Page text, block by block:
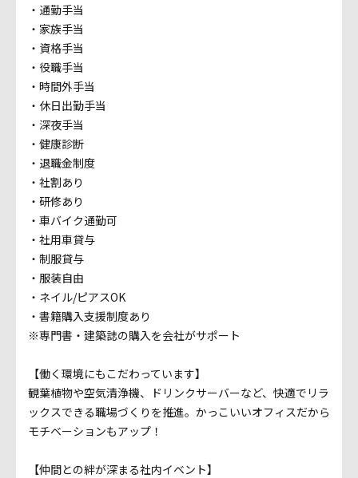
・通勤手当
・家族手当
・資格手当
・役職手当
・時間外手当
・休日出勤手当
・深夜手当
・健康診断
・退職金制度
・社割あり
・研修あり
・車バイク通勤可
・社用車貸与
・制服貸与
・服装自由
・ネイル/ピアスOK
・書籍購入支援制度あり
※専門書・建築誌の購入を会社がサポート
【働く環境にもこだわっています】
観葉植物や空気清浄機、ドリンクサーバーなど、快適でリラ
ックスできる職場づくりを推進。かっこいいオフィスだから
モチベーションもアップ！
【仲間との絆が深まる社内イベント】